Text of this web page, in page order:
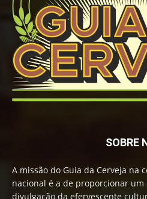
SOBRE
A missão do Guia da Cerveja na
nacional é a de proporcionar um
divulgação da efervescente